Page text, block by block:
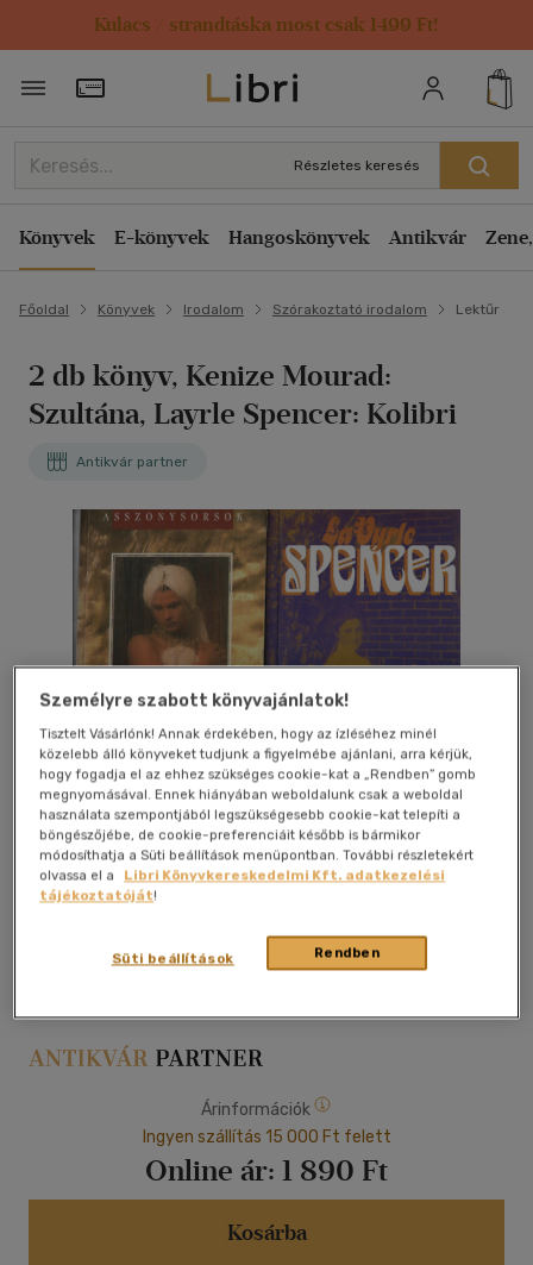
Kulacs / strandtáska most csak 1499 Ft!
Törzsvásárlói Kártya adatai
Részletes keresés
Könyvek E-könyvek Hangoskönyvek Antikvár
Főoldal Könyvek Irodalom Szórakoztató irodalom Lektűr
2 db könyv, Kenize Mourad:
Szultána, Layrle Spencer: Kolibri
Antikvár partner
Árinformációk
Ingyen szállítás 15 000 Ft felett
Online ár: 1 890 Ft
Kosárba
Személyre szabott könyvajánlatok!
Tisztelt Vásárlónk! Annak érdekében, hogy az ízléséhez minél
közelebb álló könyveket tudjunk a figyelmébe ajánlani, arra kérjük,
hogy fogadja el az ehhez szükséges cookie-kat a „Rendben” gomb
megnyomásával. Ennek hiányában weboldalunk csak a weboldal
használata szempontjából legszükségesebb cookie-kat telepíti a
böngészőjébe, de cookie-preferenciáit később is bármikor
módosíthatja a Süti beállítások menüpontban. További részletekért
olvassa el a
Libri Könyvkereskedelmi Kft. adatkezelési
tájékoztatóját!
Rendben
Süti beállítások